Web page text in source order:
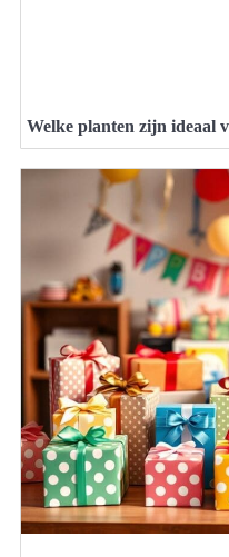
Welke planten zijn ideaal